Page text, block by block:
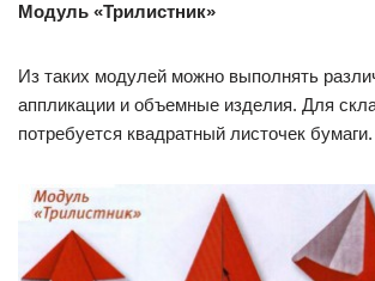
Модуль «Трилистник»
Из таких модулей можно выполнять
аппликации и объемные изделия. Для
потребуется квадратный листочек бумаги.